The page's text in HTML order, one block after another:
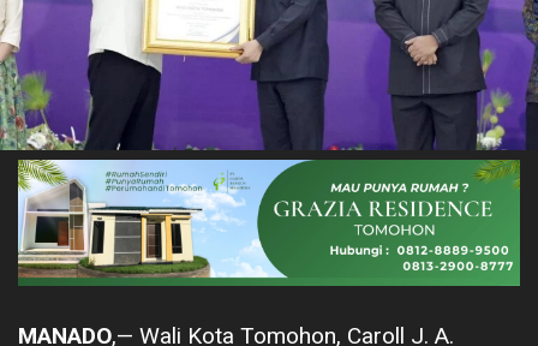
MANADO,— Wali Kota Tomohon, Caroll J. A.